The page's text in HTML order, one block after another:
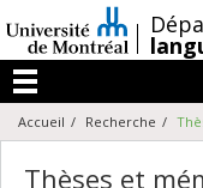
au
contenu
/
Menu
Accueil Recherche
Thèses et